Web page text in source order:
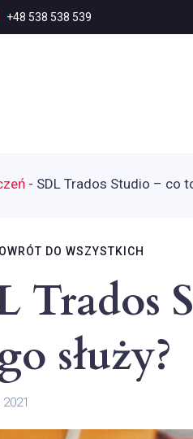
+48 538 538 539
- SDL Trados Studio – co
DO WSZYSTKICH
Trados
służy?